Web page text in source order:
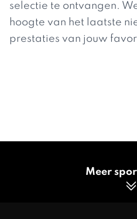
selectie te ontvangen.
hoogte van het laatste
prestaties van jouw
Meer